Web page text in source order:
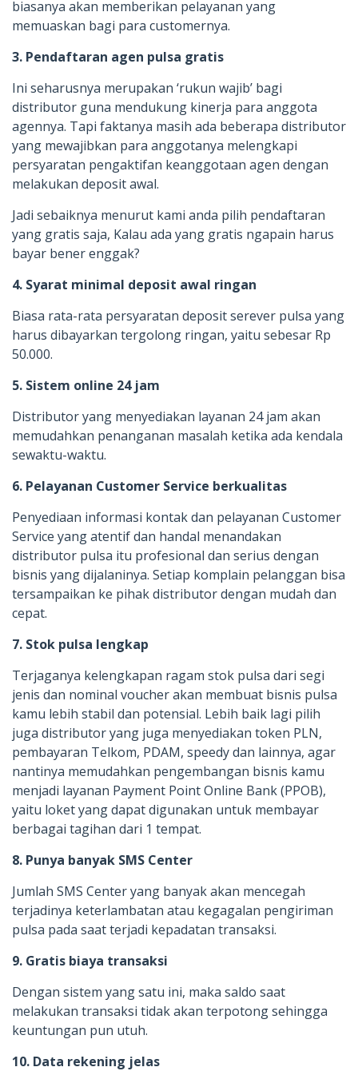
biasanya akan memberikan pelayanan yang
memuaskan bagi para customernya.
3. Pendaftaran agen pulsa gratis
Ini seharusnya merupakan ‘rukun wajib’ bagi
distributor guna mendukung kinerja para anggota
agennya. Tapi faktanya masih ada beberapa distributor
yang mewajibkan para anggotanya melengkapi
persyaratan pengaktifan keanggotaan agen dengan
melakukan deposit awal.
Jadi sebaiknya menurut kami anda pilih pendaftaran
yang gratis saja, Kalau ada yang gratis ngapain harus
bayar bener enggak?
4. Syarat minimal deposit awal ringan
Biasa rata-rata persyaratan deposit serever pulsa yang
harus dibayarkan tergolong ringan, yaitu sebesar Rp
50.000.
5. Sistem online 24 jam
Distributor yang menyediakan layanan 24 jam akan
memudahkan penanganan masalah ketika ada kendala
sewaktu-waktu.
6. Pelayanan Customer Service berkualitas
Penyediaan informasi kontak dan pelayanan Customer
Service yang atentif dan handal menandakan
distributor pulsa itu profesional dan serius dengan
bisnis yang dijalaninya. Setiap komplain pelanggan bisa
tersampaikan ke pihak distributor dengan mudah dan
cepat.
7. Stok pulsa lengkap
Terjaganya kelengkapan ragam stok pulsa dari segi
jenis dan nominal voucher akan membuat bisnis pulsa
kamu lebih stabil dan potensial. Lebih baik lagi pilih
juga distributor yang juga menyediakan token PLN,
pembayaran Telkom, PDAM, speedy dan lainnya, agar
nantinya memudahkan pengembangan bisnis kamu
menjadi layanan Payment Point Online Bank (PPOB),
yaitu loket yang dapat digunakan untuk membayar
berbagai tagihan dari 1 tempat.
8. Punya banyak SMS Center
Jumlah SMS Center yang banyak akan mencegah
terjadinya keterlambatan atau kegagalan pengiriman
pulsa pada saat terjadi kepadatan transaksi.
9. Gratis biaya transaksi
Dengan sistem yang satu ini, maka saldo saat
melakukan transaksi tidak akan terpotong sehingga
keuntungan pun utuh.
10. Data rekening jelas